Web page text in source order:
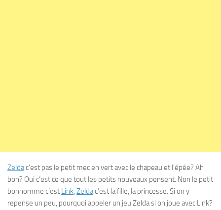
Zeldac’est pas le petit mec en vert avec le chapeau et l’épée? Ah
bon? Oui c’est ce que tout les petits nouveaux pensent. Non le petit
bonhomme c’est Link, Zeldac’est la fille, la princesse. Si on y
repense un peu, pourquoi appeler un jeu Zelda si on joue avec Link?